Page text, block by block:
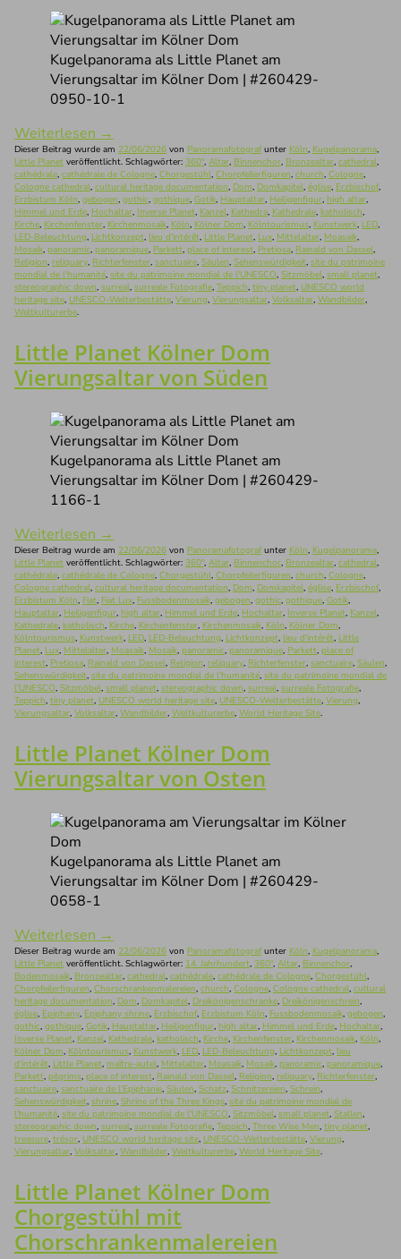
Kugelpanorama als Little Planet am
Vierungsaltar im Kölner Dom | #260429-
0950-10-1
Weiterlesen →
Dieser Beitrag wurde am 22/06/2026 von Panoramafotografunter Köln, Kugelpanorama,
Little Planet veröffentlicht. Schlagwörter: 360°, Altar, Binnenchor, Bronzealtar, cathedral,
cathédrale, cathédrale de Cologne, Chorgestühl, Chorpfeilerfiguren, church, Cologne,
Cologne cathedral, cultural heritage documentation, Dom, Domkapitel, église, Erzbischof,
Erzbistum Köln, gebogen, gothic, gothique, Gotik, Hauptaltar, Heiligenfigur, high altar,
Himmel und Erde, Hochaltar, Inverse Planet, Kanzel, Kathedra, Kathedrale, katholisch,
Kirche, Kirchenfenster, Kirchenmosaik, Köln, Kölner Dom, Kölntourismus, Kunstwerk, LED,
LED-Beleuchtung, Lichtkonzept, lieu d'intérêt, Little Planet, Lux, Mittelalter, Moasaik,
Mosaik, panoramic, panoramique, Parkett, place of interest, Pretiosa, Rainald von Dassel,
Religion, reliquary, Richterfenster, sanctuaire, Säulen, Sehenswürdigkeit, site du patrimoine
mondial de l'humanité, site du patrimoine mondial de l'UNESCO, Sitzmöbel, small planet,
stereographic down, surreal, surreale Fotografie, Teppich, tiny planet, UNESCO world
heritage site, UNESCO-Welterbestätte, Vierung, Vierungsaltar, Volksaltar, Wandbilder,
Weltkulturerbe.
Little Planet Kölner Dom
Vierungsaltar von Süden
Kugelpanorama als Little Planet am
Vierungsaltar im Kölner Dom | #260429-
1166-1
Weiterlesen →
Dieser Beitrag wurde am 22/06/2026 von Panoramafotografunter Köln, Kugelpanorama,
Little Planet veröffentlicht. Schlagwörter: 360°, Altar, Binnenchor, Bronzealtar, cathedral,
cathédrale, cathédrale de Cologne, Chorgestühl, Chorpfeilerfiguren, church, Cologne,
Cologne cathedral, cultural heritage documentation, Dom, Domkapitel, église, Erzbischof,
Erzbistum Köln, Fiat, Fiat Lux, Fussbodenmosaik, gebogen, gothic, gothique, Gotik,
Hauptaltar, Heiligenfigur, high altar, Himmel und Erde, Hochaltar, Inverse Planet, Kanzel,
Kathedrale, katholisch, Kirche, Kirchenfenster, Kirchenmosaik, Köln, Kölner Dom,
Kölntourismus, Kunstwerk, LED, LED-Beleuchtung, Lichtkonzept, lieu d'intérêt, Little
Planet, Lux, Mittelalter, Moasaik, Mosaik, panoramic, panoramique, Parkett, place of
interest, Pretiosa, Rainald von Dassel, Religion, reliquary, Richterfenster, sanctuaire, Säulen,
Sehenswürdigkeit, site du patrimoine mondial de l'humanité, site du patrimoine mondial de
l'UNESCO, Sitzmöbel, small planet, stereographic down, surreal, surreale Fotografie,
Teppich, tiny planet, UNESCO world heritage site, UNESCO-Welterbestätte, Vierung,
Vierungsaltar, Volksaltar, Wandbilder, Weltkulturerbe, World Heritage Site.
Little Planet Kölner Dom
Vierungsaltar von Osten
Kugelpanorama als Little Planet am
Vierungsaltar im Kölner Dom | #260429-
0658-1
Weiterlesen →
Dieser Beitrag wurde am 22/06/2026 von Panoramafotografunter Köln, Kugelpanorama,
Little Planet veröffentlicht. Schlagwörter: 14. Jahrhundert, 360°, Altar, Binnenchor,
Bodenmosaik, Bronzealtar, cathedral, cathédrale, cathédrale de Cologne, Chorgestühl,
Chorpfeilerfiguren, Chorschrankenmalereien, church, Cologne, Cologne cathedral, cultural
heritage documentation, Dom, Domkapitel, Dreikönigenschranke, Dreikönigenschrein,
église, Epiphany, Epiphany shrine, Erzbischof, Erzbistum Köln, Fussbodenmosaik, gebogen,
gothic, gothique, Gotik, Hauptaltar, Heiligenfigur, high altar, Himmel und Erde, Hochaltar,
Inverse Planet, Kanzel, Kathedrale, katholisch, Kirche, Kirchenfenster, Kirchenmosaik, Köln,
Kölner Dom, Kölntourismus, Kunstwerk, LED, LED-Beleuchtung, Lichtkonzept, lieu
d'intérêt, Little Planet, maître-autel, Mittelalter, Moasaik, Mosaik, panoramic, panoramique,
Parkett, pilgrims, place of interest, Rainald von Dassel, Religion, reliquary, Richterfenster,
sanctuaire, sanctuaire de l'Epiphanie, Säulen, Schatz, Schnitzereien, Schrein,
Sehenswürdigkeit, shrine, Shrine of the Three Kings, site du patrimoine mondial de
l'humanité, site du patrimoine mondial de l'UNESCO, Sitzmöbel, small planet, Stallen,
stereographic down, surreal, surreale Fotografie, Teppich, Three Wise Men, tiny planet,
treasure, trésor, UNESCO world heritage site, UNESCO-Welterbestätte, Vierung,
Vierungsaltar, Volksaltar, Wandbilder, Weltkulturerbe, World Heritage Site.
Little Planet Kölner Dom
Chorgestühl mit
Chorschrankenmalereien